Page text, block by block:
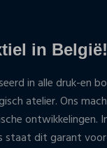
in België!
in alle druk-en
atelier. Ons
ontwikkelingen.
staat dit garant